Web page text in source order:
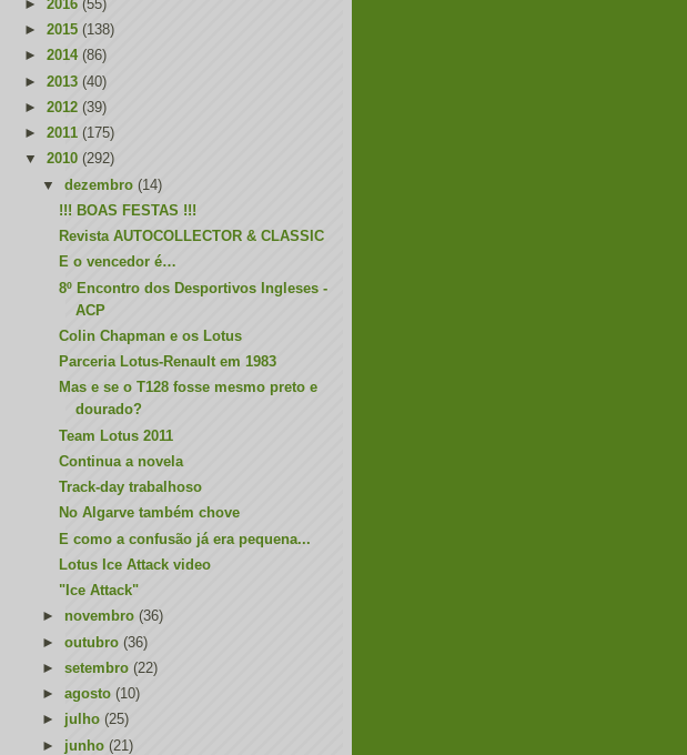
► 2016 (55)
► 2015 (138)
► 2014 (86)
► 2013 (40)
► 2012 (39)
► 2011 (175)
▼ 2010 (292)
▼ dezembro (14)
!!! BOAS FESTAS !!!
Revista AUTOCOLLECTOR & CLASSIC
E o vencedor é…
8º Encontro dos Desportivos Ingleses -
ACP
Colin Chapman e os Lotus
Parceria Lotus-Renault em 1983
Mas e se o T128 fosse mesmo preto e
dourado?
Team Lotus 2011
Continua a novela
Track-day trabalhoso
No Algarve também chove
E como a confusão já era pequena...
Lotus Ice Attack video
"Ice Attack"
► novembro (36)
► outubro (36)
► setembro (22)
► agosto (10)
► julho (25)
► junho (21)